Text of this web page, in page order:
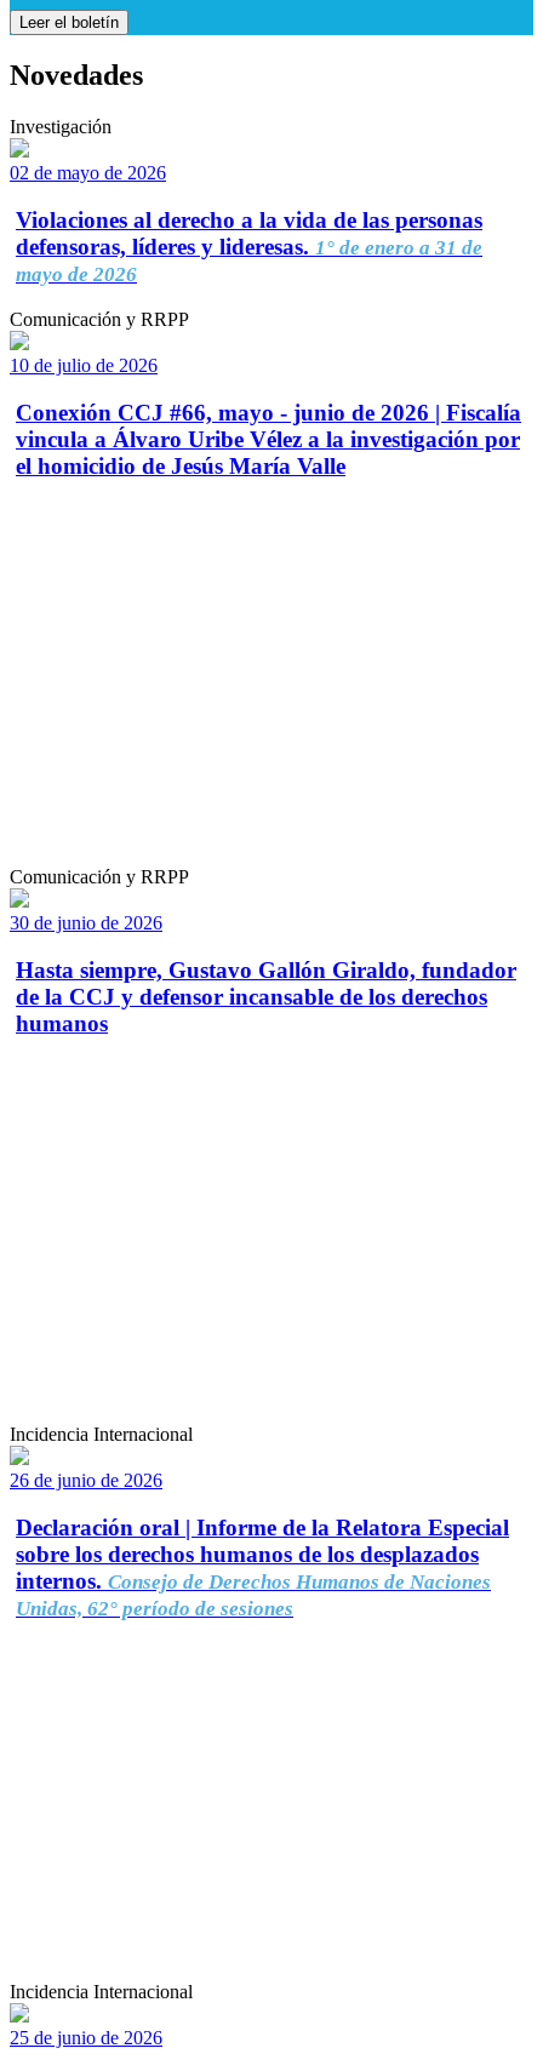
Leer el boletín
Novedades
Investigación
02 de mayo de 2026
Violaciones al derecho a la vida de las personas
defensoras, líderes y lideresas. 1° de enero a 31 de
mayo de 2026
Comunicación y RRPP
10 de julio de 2026
Conexión CCJ #66, mayo - junio de 2026 | Fiscalía
vincula a Álvaro Uribe Vélez a la investigación por
el homicidio de Jesús María Valle
Comunicación y RRPP
30 de junio de 2026
Hasta siempre, Gustavo Gallón Giraldo, fundador
de la CCJ y defensor incansable de los derechos
humanos
Incidencia Internacional
26 de junio de 2026
Declaración oral | Informe de la Relatora Especial
sobre los derechos humanos de los desplazados
internos. Consejo de Derechos Humanos de Naciones
Unidas, 62° período de sesiones
Incidencia Internacional
25 de junio de 2026